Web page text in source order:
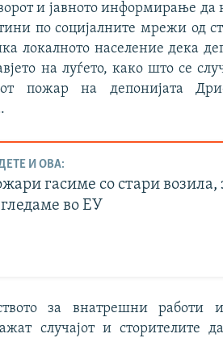
и јавното информирање да
по социјалните мрежи од
локалното население дека
на луѓето, како што се
пожар на депонијата
И ОВА:
гасиме со стари возила,
во ЕУ
за внатрешни работи
случајот и сторителите